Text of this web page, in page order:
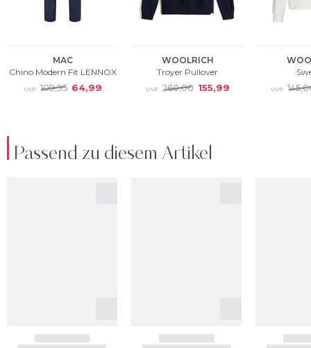
Passend zu diesem Artikel